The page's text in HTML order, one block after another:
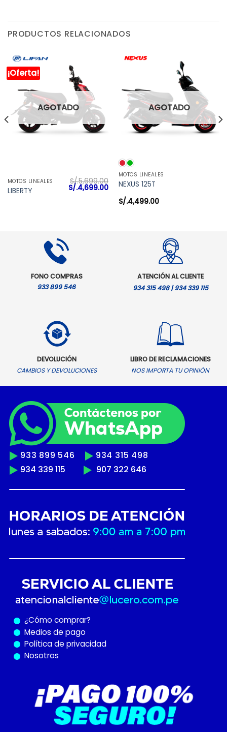
PRODUCTOS RELACIONADOS
¡Oferta!
AGOTADO
MOTOS LINEALES
LIBERTY
S/.5,699.00
El
precio
S/.4,699.00El
precio
actual
AGOTADO
MOTOS LINEALES
NEXUS 125T
S/.4,499.00
FONO COMPRAS
933 899 546
ATENCIÓN AL CLIENTE
934 315 498 | 934 339 115
DEVOLUCIÓN
CAMBIOS Y DEVOLUCIONES
LIBRO DE RECLAMACIONES
NOS IMPORTA TU OPINIÓN
933 899 546
934 315 498
934 339 115
907 322 646
¿Cómo comprar?
Medios de pago
Política de privacidad
Nosotros